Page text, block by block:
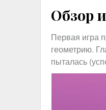
Обзор
Первая игра
геометрию.
пыталась